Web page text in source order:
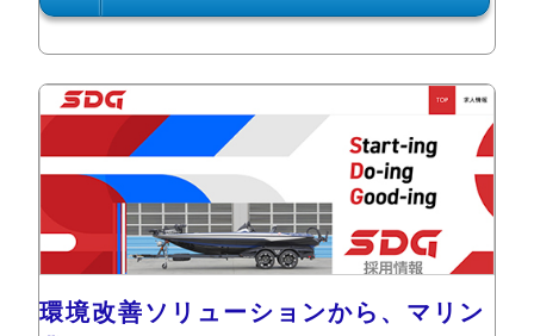
環境改善ソリューションから、マリン